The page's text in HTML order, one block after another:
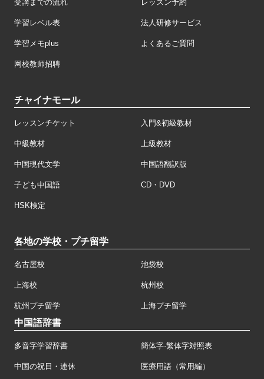
受講までの流れ レッスン予約
学習レベル表 法人研修サービス
学習メモplus よくあるご質問
网校教师招聘
チャイナモール
レッスンチケット 入門&初級教材
中級教材 上級教材
中国現代文学 中国語翻訳版
子ども中国語 CD・DVD
HSK検定
各地の学校・プチ留学
名古屋校 池袋校
上海校 杭州校
杭州プチ留学 上海プチ留学
中国語辞書
多音字学習辞書 簡体字·繁体字対照表
中国の祝日・連休 医療用語（常用編）